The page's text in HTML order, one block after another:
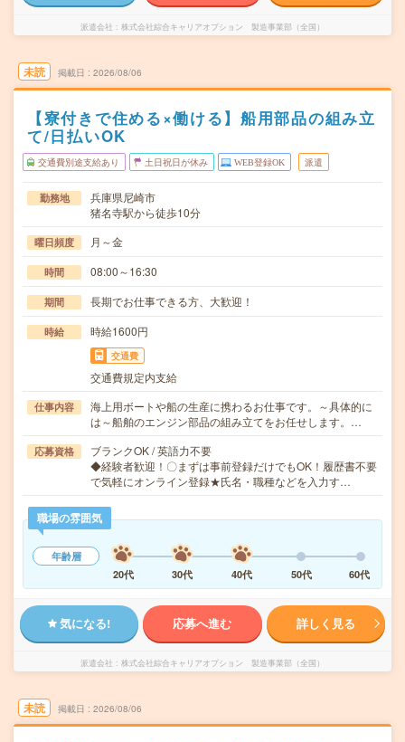
派遣会社 株式会社綜合キャリアオプション 製造事業部（全国）
未読 掲載日 2026/08/06
【寮付きで住める×働ける】船用部品の組み立
て/日払いOK
交通費別途支給あり 土日祝日が休み WEB登録OK 派遣
勤務地
兵庫県尼崎市
猪名寺駅から徒歩10分
曜日頻度 月～金
時間 08:00～16:30
期間 長期でお仕事できる方、大歓迎！
時給 時給1600円
交通費
交通費規定内支給
仕事内容
海上用ボートや船の生産に携わるお仕事です。～具体的に
は～船舶のエンジン部品の組み立てをお任せします。…
応募資格
ブランクOK / 英語力不要
◆経験者歓迎！〇まずは事前登録だけでもOK！履歴書不要
で気軽にオンライン登録★氏名・職種などを入力す…
職場の雰囲気
年齢層
20代
30代 40代 50代 60代
気になる! 応募へ進む 詳しく見る
派遣会社 株式会社綜合キャリアオプション 製造事業部（全国）
未読 掲載日 2026/08/06